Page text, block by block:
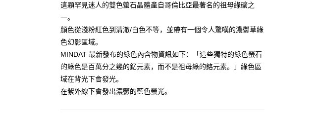
每笔NT$80，满NT$3,000(含以上)免运费
郵局幫你送（離島）
每笔NT$80，满NT$3,000(含以上)免运费
付款後門市自取
免运费
這顆罕見迷人的雙色螢石晶體產自哥倫比亞最著名的祖母綠礦之
一。
顏色從淺粉紅色到清澈/白色不等，並帶有一個令人驚嘆的濃鬱草綠
色幻影區域。
MINDAT 最新發布的綠色內含物資訊如下：「這些獨特的綠色螢石
的綠色是百萬分之幾的釔元素，而不是祖母綠的鉻元素。」綠色區
域在背光下會發光。
在紫外線下會發出濃鬱的藍色螢光。